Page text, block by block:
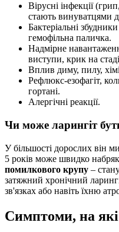
Вірусні інфекції
стають винуватцями
Бактеріальні
гемофільна паличка.
Надмірне
виступи, крик на
Вплив диму, пилу,
Рефлюкс-езофагіт,
гортані.
Алергічні реакції.
Чи може ларингіт
У більшості дорослих він
5 років може швидко
помилкового крупу –
затяжний хронічний
зв'язках або навіть їхню
Симптоми, на які